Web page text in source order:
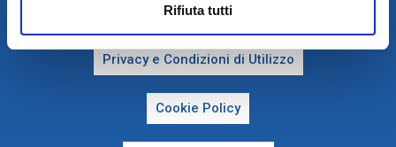
Rifiuta tutti
PRIVACY E COOKIE POLICY
Privacy e Condizioni di Utilizzo
Cookie Policy